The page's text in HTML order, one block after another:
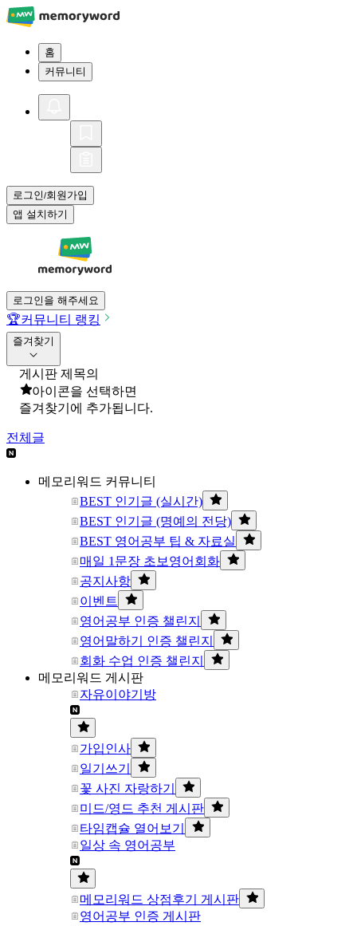
홈
커뮤니티
로그인/회원가입
앱 설치하기
로그인을 해주세요
🏆커뮤니티 랭킹
즐겨찾기
게시판 제목의
아이콘을 선택하면
즐겨찾기에 추가됩니다.
전체글
메모리워드 커뮤니티
BEST 인기글 (실시간)
BEST 인기글 (명예의 전당)
BEST 영어공부 팁 & 자료실
매일 1문장 초보영어회화
공지사항
이벤트
영어공부 인증 챌린지
영어말하기 인증 챌린지
회화 수업 인증 챌린지
메모리워드 게시판
자유이야기방
가입인사
일기쓰기
꽃 사진 자랑하기
미드/영드 추천 게시판
타임캡슐 열어보기
일상 속 영어공부
메모리워드 상점후기 게시판
영어공부 인증 게시판